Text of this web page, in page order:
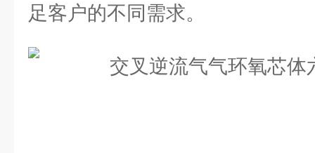
足客户的不同需求。